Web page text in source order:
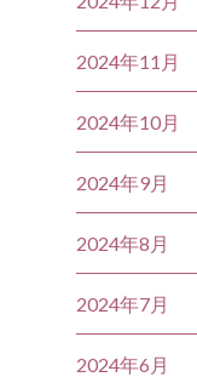
2024年11月
2024年10月
2024年9月
2024年8月
2024年7月
2024年6月